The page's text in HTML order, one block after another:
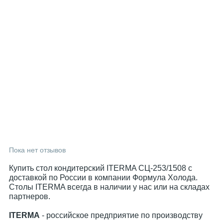
Пока нет отзывов
Купить стол кондитерский ITERMA СЦ-253/1508 с
доставкой по России в компании Формула Холода.
Столы ITERMA всегда в наличии у нас или на складах
партнеров.
ITERMA - российское предприятие по производству